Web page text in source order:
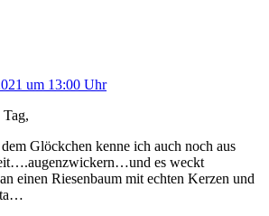
um 13:00 Uhr
Glöckchen kenne ich auch noch aus
es weckt
einen Riesenbaum mit echten Kerzen und